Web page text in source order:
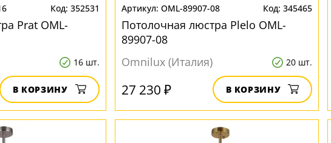
352531
Prat OML-
16 шт.
В КОРЗИНУ
OML-89907-08 345465
Потолочная люстра Plelo OML-
89907-08
Omnilux (Италия)
20 шт.
27 230 ₽ В КОРЗИНУ